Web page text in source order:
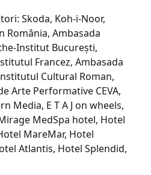
Skoda, Koh-i-Noor,
România, Ambasada
Institut București,
Francez, Ambasada
Cultural Roman,
Arte Performative CEVA,
Media, E T A J on wheels,
MedSpa hotel, Hotel
MareMar, Hotel
Atlantis, Hotel Splendid,